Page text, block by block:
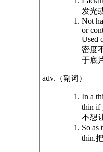
发光
Not
or
Used
密度
于底
adv. （副词）
In a
thin if
不想
So as
thin.